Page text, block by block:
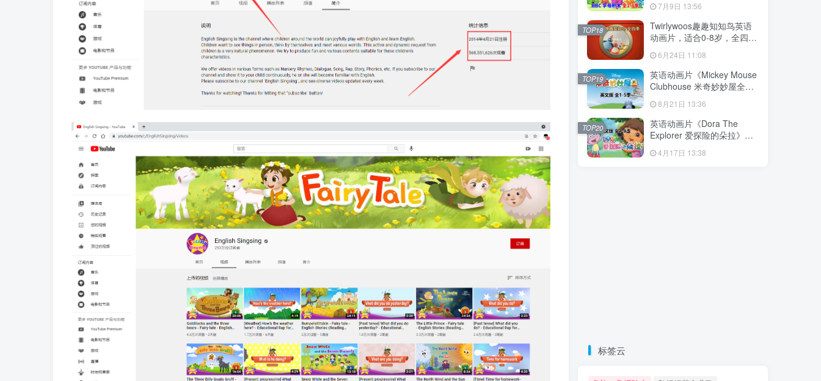
视频带英文字幕，百度云网
盘下载！
7月9日 13:56
Twirlywoos趣趣知知鸟英语
动画片，适合0-8岁，全四季
共100集，1080P高清视频带
英文字幕，百度云网盘下载
6月24日 11:08
TOP18
英语动画片《Mickey Mouse
Clubhouse 米奇妙妙屋全
集》全五季共148集，1080P
高清视频带英文字幕，带配
套音频MP3，百度云网盘下
载！
8月21日 13:36
TOP19
英语动画片《Dora The
Explorer 爱探险的朵拉》全8
季共173集，带英文字幕和配
套音频MP3，百度云网盘下
4月17日 13:38
TOP20
标签云